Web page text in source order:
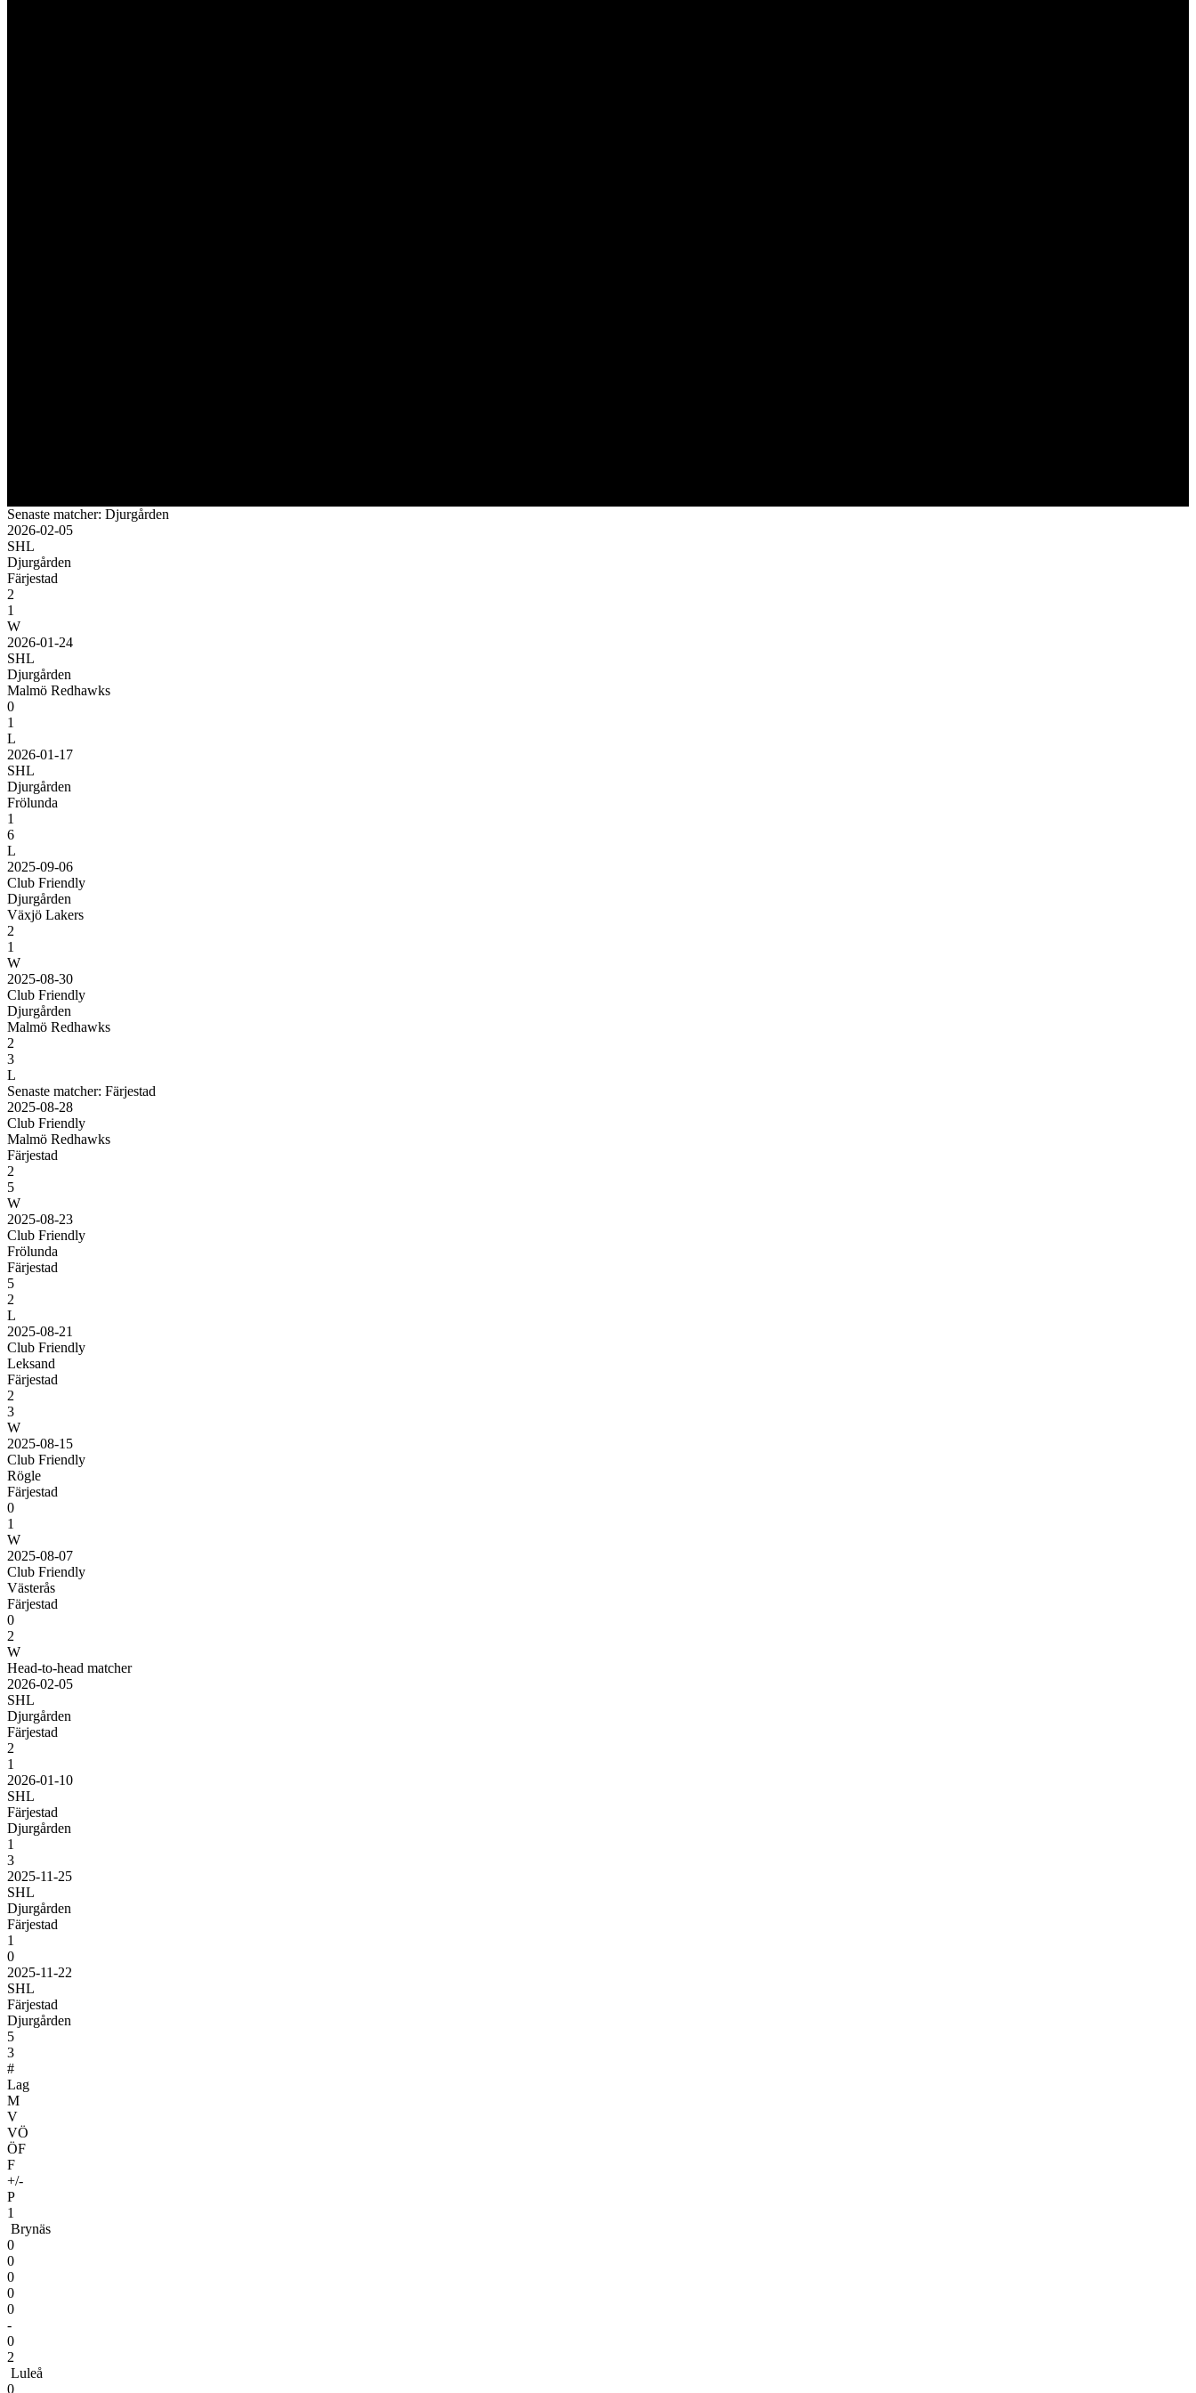
Senaste matcher: Djurgården
2026-02-05
SHL
Djurgården
Färjestad
2
1
W
2026-01-24
SHL
Djurgården
Malmö Redhawks
0
1
L
2026-01-17
SHL
Djurgården
Frölunda
1
6
L
2025-09-06
Club Friendly
Djurgården
Växjö Lakers
2
1
W
2025-08-30
Club Friendly
Djurgården
Malmö Redhawks
2
3
L
Senaste matcher: Färjestad
2025-08-28
Club Friendly
Malmö Redhawks
Färjestad
2
5
W
2025-08-23
Club Friendly
Frölunda
Färjestad
5
2
L
2025-08-21
Club Friendly
Leksand
Färjestad
2
3
W
2025-08-15
Club Friendly
Rögle
Färjestad
0
1
W
2025-08-07
Club Friendly
Västerås
Färjestad
0
2
W
Head-to-head matcher
2026-02-05
SHL
Djurgården
Färjestad
2
1
2026-01-10
SHL
Färjestad
Djurgården
1
3
2025-11-25
SHL
Djurgården
Färjestad
1
0
2025-11-22
SHL
Färjestad
Djurgården
5
3
#
Lag
M
V
VÖ
ÖF
F
+/-
P
1
Brynäs
0
0
0
0
0
-
0
2
Luleå
0